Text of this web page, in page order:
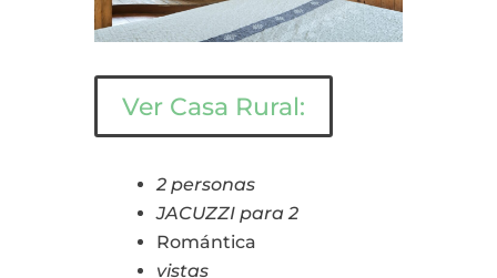
Ver Casa Rural:
2 personas
JACUZZI para 2
Romántica
vistas